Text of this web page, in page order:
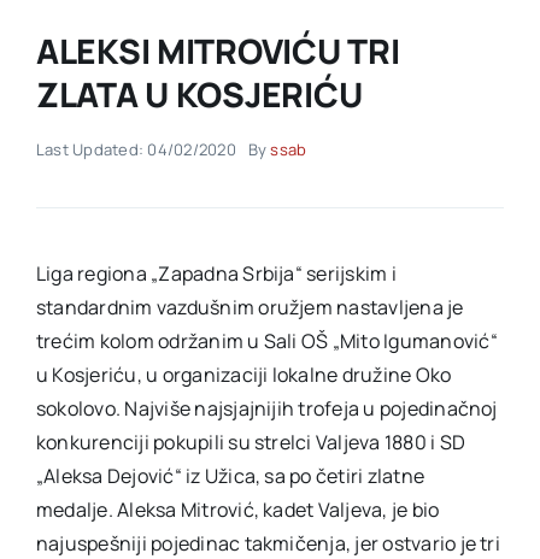
Akti SSAB
Kontakt
ALEKSI MITROVIĆU TRI
ZLATA U KOSJERIĆU
Last Updated: 04/02/2020 Byssab
Liga regiona „Zapadna Srbija“ serijskim i
standardnim vazdušnim oružjem nastavljena je
trećim kolom održanim u Sali OŠ „Mito Igumanović“
u Kosjeriću, u organizaciji lokalne družine Oko
sokolovo. Najviše najsjajnijih trofeja u pojedinačnoj
konkurenciji pokupili su strelci Valjeva 1880 i SD
„Aleksa Dejović“ iz Užica, sa po četiri zlatne
medalje. Aleksa Mitrović, kadet Valjeva, je bio
najuspešniji pojedinac takmičenja, jer ostvario je tri